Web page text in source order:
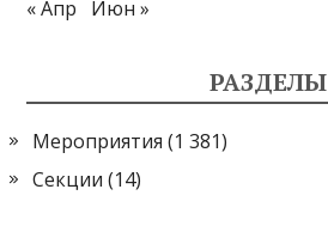
« Апр
Июн »
РАЗДЕЛЫ
Мероприятия (1 381)
Секции (14)